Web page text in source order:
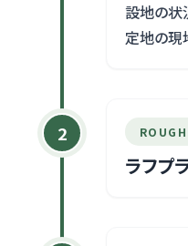
設地の状
定地の現
2
ラフプ